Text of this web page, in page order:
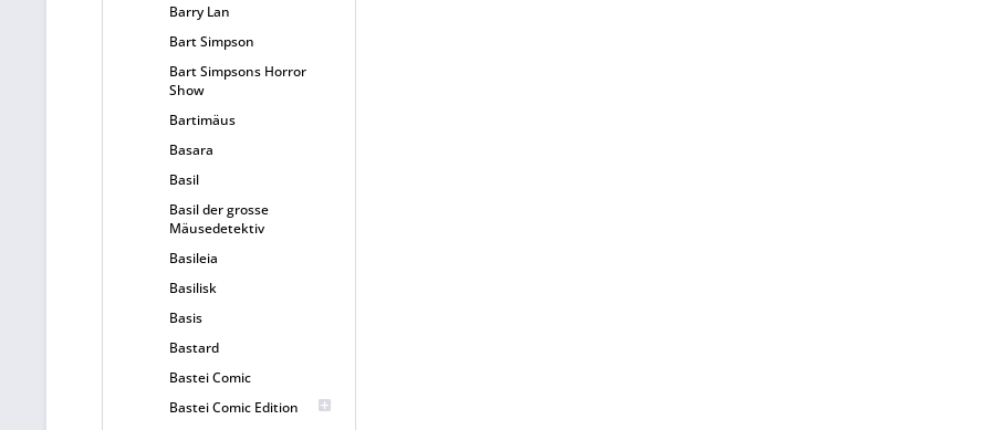
Barry Lan
Bart Simpson
Bart Simpsons Horror
Show
Bartimäus
Basara
Basil
Basil der grosse
Mäusedetektiv
Basileia
Basilisk
Basis
Bastard
Bastei Comic
Bastei Comic Edition